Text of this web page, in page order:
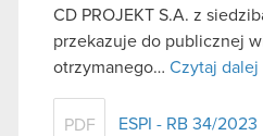
CD PROJEKT S.A. z
przekazuje do publicznej
otrzymanego… Czytaj dalej
PDF ESPI - RB 34/2023